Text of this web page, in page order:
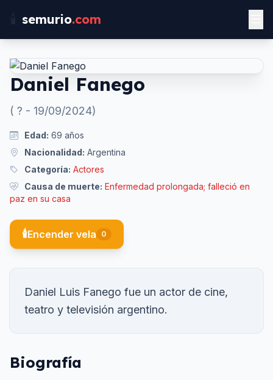
semurio.com
Daniel Fanego
( ? - 19/09/2024)
Edad: 69 años
Nacionalidad: Argentina
Categoría: Actores
Causa de muerte: Enfermedad prolongada; falleció en
paz en su casa
🕯️Encender vela 0
Daniel Luis Fanego fue un actor de cine,
teatro y televisión argentino.
Biografía